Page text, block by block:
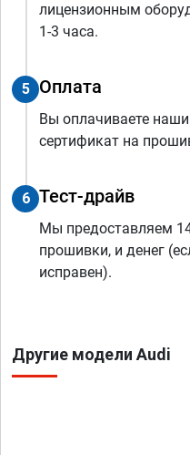
лицензионным
1-3 часа.
5 Оплата
Вы оплачиваете
сертификат на
6 Тест-драйв
Мы предоставляем
прошивки, и денег
исправен).
Другие модели Audi